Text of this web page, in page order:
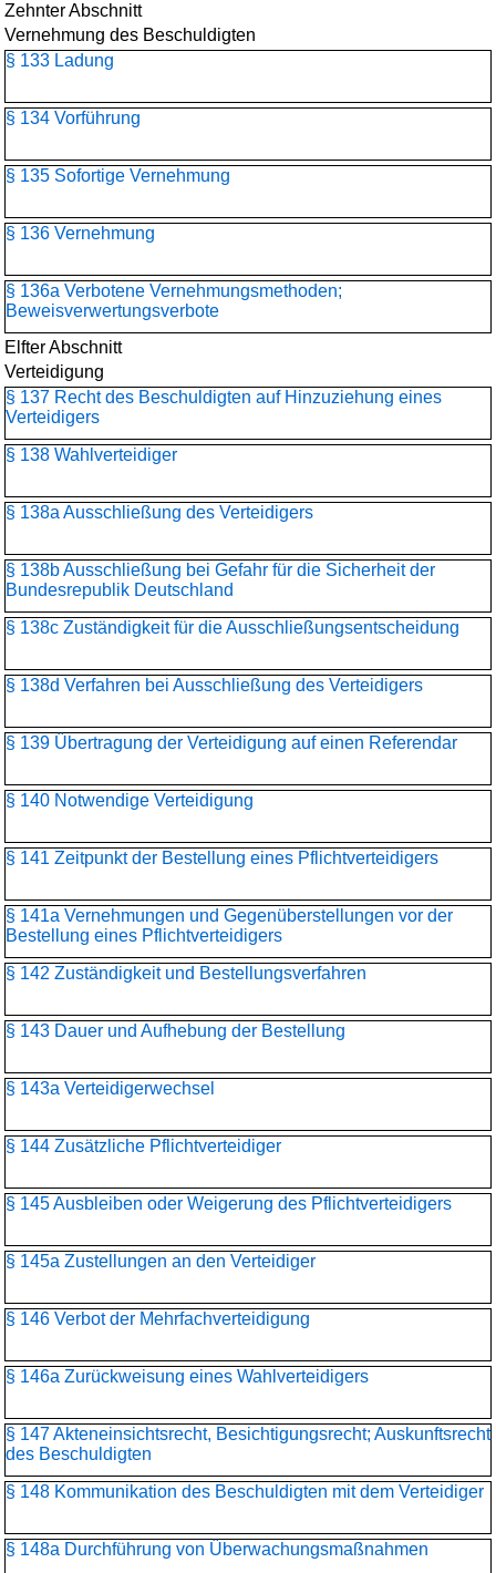
Zehnter Abschnitt
Vernehmung des Beschuldigten
§ 133 Ladung
§ 134 Vorführung
§ 135 Sofortige Vernehmung
§ 136 Vernehmung
§ 136a Verbotene Vernehmungsmethoden;
Beweisverwertungsverbote
Elfter Abschnitt
Verteidigung
§ 137 Recht des Beschuldigten auf Hinzuziehung eines
Verteidigers
§ 138 Wahlverteidiger
§ 138a Ausschließung des Verteidigers
§ 138b Ausschließung bei Gefahr für die Sicherheit der
Bundesrepublik Deutschland
§ 138c Zuständigkeit für die Ausschließungsentscheidung
§ 138d Verfahren bei Ausschließung des Verteidigers
§ 139 Übertragung der Verteidigung auf einen Referendar
§ 140 Notwendige Verteidigung
§ 141 Zeitpunkt der Bestellung eines Pflichtverteidigers
§ 141a Vernehmungen und Gegenüberstellungen vor der
Bestellung eines Pflichtverteidigers
§ 142 Zuständigkeit und Bestellungsverfahren
§ 143 Dauer und Aufhebung der Bestellung
§ 143a Verteidigerwechsel
§ 144 Zusätzliche Pflichtverteidiger
§ 145 Ausbleiben oder Weigerung des Pflichtverteidigers
§ 145a Zustellungen an den Verteidiger
§ 146 Verbot der Mehrfachverteidigung
§ 146a Zurückweisung eines Wahlverteidigers
§ 147 Akteneinsichtsrecht, Besichtigungsrecht; Auskunftsrecht
des Beschuldigten
§ 148 Kommunikation des Beschuldigten mit dem Verteidiger
§ 148a Durchführung von Überwachungsmaßnahmen